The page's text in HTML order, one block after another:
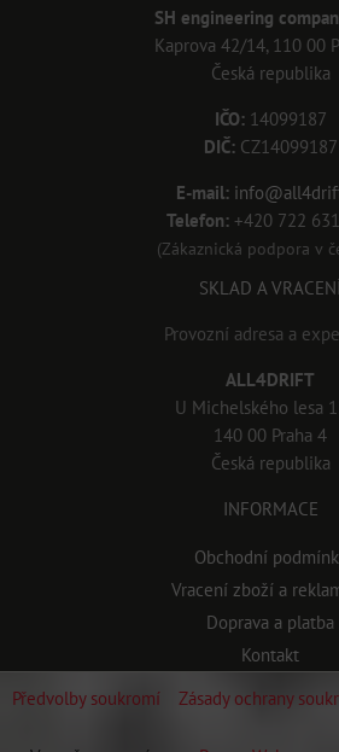
SH engineering
Kaprova 42/14, 110 00
Česká republika
IČO:14099187
DIČ:CZ14099187
E-mail:
Telefon: +420 722
(Zákaznická podpora v
SKLAD A
Provozní adresa a
ALL4DRIFT
U Michelského lesa
140 00 Praha 4
Česká republika
INFORMACE
Obchodní
Vracení zboží a
Doprava a platba
Kontakt
Předvolby soukromí
Zásady ochrany